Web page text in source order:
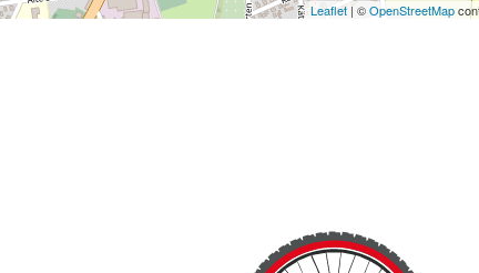
Leaflet | ©OpenStreetMap